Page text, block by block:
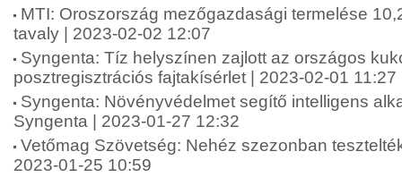
MTI: Oroszország mezőgazdasági termelése
tavaly | 2023-02-02 12:07
Syngenta: Tíz helyszínen zajlott az országos
posztregisztrációs fajtakísérlet | 2023-02-01 11:27
Syngenta: Növényvédelmet segítő intelligens
Syngenta | 2023-01-27 12:32
Vetőmag Szövetség: Nehéz szezonban
2023-01-25 10:59